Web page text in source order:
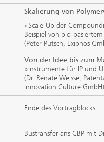
Skalierung von
»Scale-Up der
Beispiel von bio-
(Peter Putsch, Exipnos
Von der Idee bis zum
»Instrumente für IP und
(Dr. Renate Weisse,
Innovation Culture GmbH)
Ende des Vortragblocks
Bustransfer ans CBP mit